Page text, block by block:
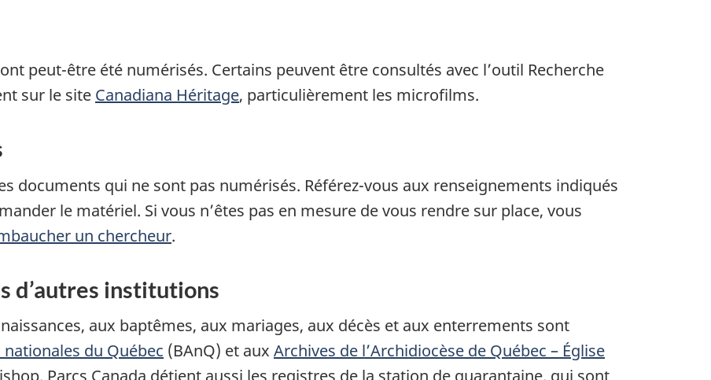
peut-être été numérisés. Certains peuvent être consultés avec l’outil Recherche
sur le site Canadiana Héritage, particulièrement les microfilms.
documents qui ne sont pas numérisés. Référez-vous aux renseignements indiqués
le matériel. Si vous n’êtes pas en mesure de vous rendre sur place, vous
un chercheur.
d’autres institutions
aux baptêmes, aux mariages, aux décès et aux enterrements sont
du Québec (BAnQ) et aux Archives de l’Archidiocèse de Québec – Église